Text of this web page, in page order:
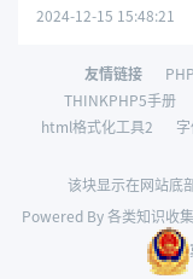
2024-12-15 15:48:21
友情链接
THINKPHP5手册
html格式化工具2
该块显示在网站底
Powered By 各类知识收